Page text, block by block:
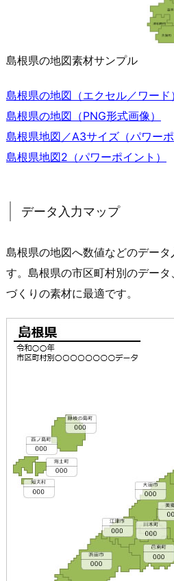
島根県の地図素材サンプル
島根県の地図（エクセル／ワード）
島根県の地図（PNG形式画像）
島根県地図／A3サイズ（パワーポ
島根県地図2（パワーポイント）
データ入力マップ
島根県の地図へ数値などのデー
す。島根県の市区町村別のデー
づくりの素材に最適です。